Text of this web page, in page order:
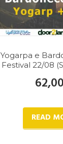
Yogarpa e
Festival 22/08
62,00
READ